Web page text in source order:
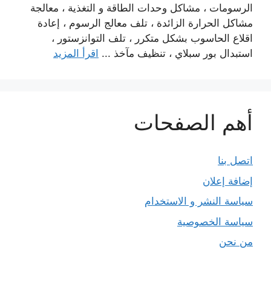
الرسومات ، مشاكل وحدات الطاقة و التغذية ، معالجة
مشاكل الحرارة الزائدة ، تلف معالج الرسوم ، إعادة
اقلاع الحاسوب بشكل متكرر ، تلف التوانزستور ،
استبدال بور سبلاي ، تنظيف مآخذ ... اقرأ المزيد
أهم الصفحات
اتصل بنا
إضافة إعلان
سياسة النشر و الاستخدام
سياسة الخصوصية
من نحن